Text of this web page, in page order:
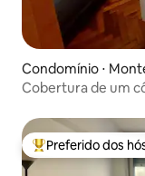
Condomínio ⋅
Cobertura de um
Entre os melhores
Preferido dos